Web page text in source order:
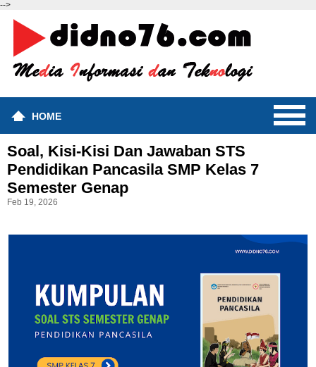
-->
HOME
Soal, Kisi-Kisi Dan Jawaban STS
Pendidikan Pancasila SMP Kelas 7
Semester Genap
Feb 19, 2026